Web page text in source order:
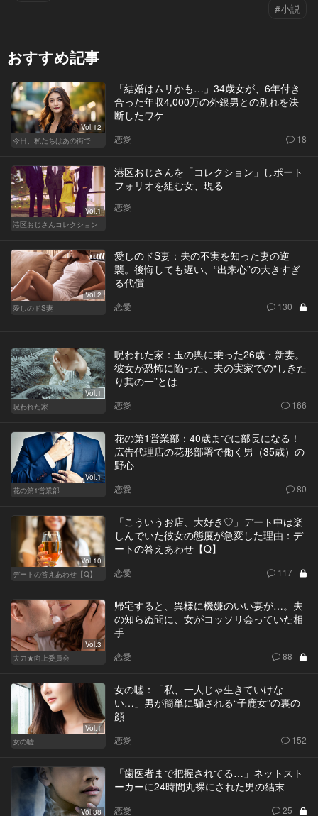
#小説
おすすめ記事
Vol.12
今日、私たちはあの街で
「結婚はムリかも…」34歳女が、6年付き
合った年収4,000万の外銀男との別れを決
断したワケ
恋愛 18
Vol.1
港区おじさんコレクション
港区おじさんを「コレクション」しポート
フォリオを組む女、現る
恋愛
Vol.2
愛しのドS妻
愛しのドS妻：夫の不実を知った妻の逆
襲。後悔しても遅い、“出来心”の大きすぎ
る代償
恋愛 130
Vol.1
呪われた家
呪われた家：玉の輿に乗った26歳・新妻。
彼女が恐怖に陥った、夫の実家での“しきた
り其の一”とは
恋愛 166
Vol.1
花の第1営業部
花の第1営業部：40歳までに部長になる！
広告代理店の花形部署で働く男（35歳）の
野心
恋愛 80
Vol.10
デートの答えあわせ【Q】
「こういうお店、大好き♡」デート中は楽
しんでいた彼女の態度が急変した理由：デ
ートの答えあわせ【Q】
恋愛 117
Vol.3
夫力★向上委員会
帰宅すると、異様に機嫌のいい妻が…。夫
の知らぬ間に、女がコッソリ会っていた相
手
恋愛 88
Vol.1
女の嘘
女の嘘：「私、一人じゃ生きていけな
い…」男が簡単に騙される“子鹿女”の裏の
顔
恋愛 152
Vol.38
「歯医者まで把握されてる…」ネットスト
ーカーに24時間丸裸にされた男の結末
恋愛 25